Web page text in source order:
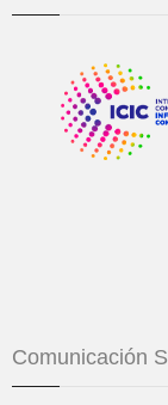
Comunicación